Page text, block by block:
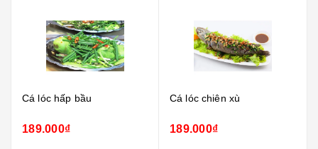
Cá lóc hấp bầu
189.000₫
Cá lóc chiên xù
189.000₫